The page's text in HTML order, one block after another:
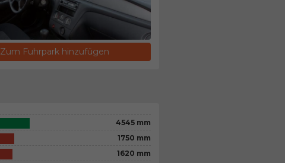
Zum Fuhrpark hinzufügen
4545 mm
1750 mm
1620 mm